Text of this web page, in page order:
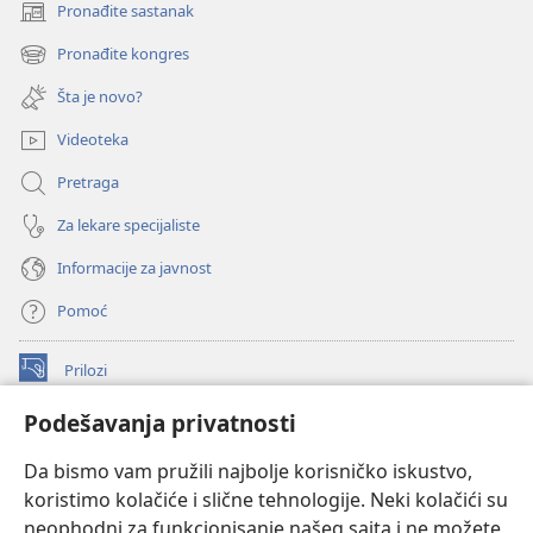
Podešavanja privatnosti
Da bismo vam pružili najbolje korisničko iskustvo,
koristimo kolačiće i slične tehnologije. Neki kolačići su
Pronađite sastanak
(otvara
novi
prozor)
Pronađite kongres
(otvara
novi
prozor)
Šta je novo?
Videoteka
Pretraga
Za lekare specijaliste
Informacije za javnost
Pomoć
Prilozi
(otvara
prozor)ONLAJN BIBLIOTEKA Watchtower
novi
prozor)JW Hub®
(otvara
novi